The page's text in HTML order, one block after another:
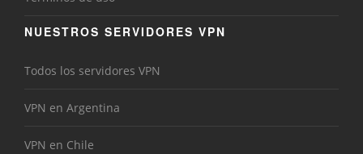
NUESTROS SERVIDORES VPN
Todos los servidores VPN
VPN en Argentina
VPN en Chile